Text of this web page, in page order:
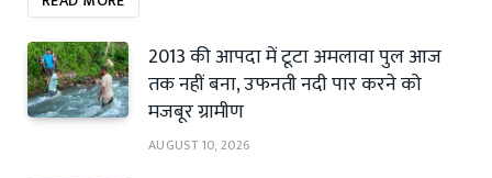
2013 की आपदा में टूटा अमलावा पुल आज
तक नहीं बना, उफनती नदी पार करने को
मजबूर ग्रामीण
AUGUST 10, 2026